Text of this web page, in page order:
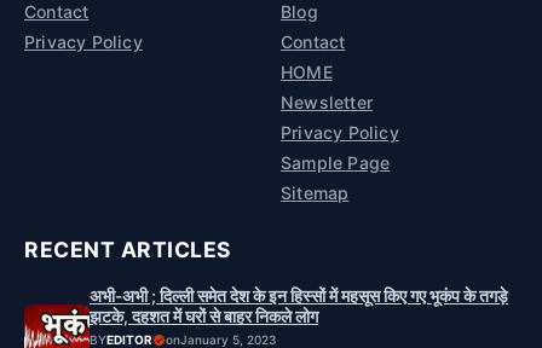
Contact
Privacy Policy
Blog
Contact
HOME
Newsletter
Privacy Policy
Sample Page
Sitemap
RECENT ARTICLES
अभी-अभी ; दिल्ली समेत देश के इन हिस्सों में महसूस किए गए भूकंप के तगड़े
झटके, दहशत में घरों से बाहर निकले लोग
BYEDITOR onJanuary 5, 2023